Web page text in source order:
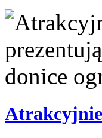
Atrakcyjnie